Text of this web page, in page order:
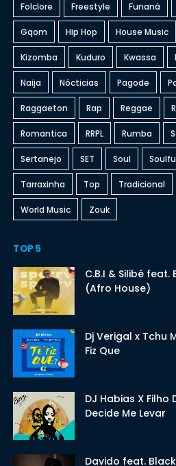
Folclore Freestyle Funaná
Gqom Hip Hop House Music
Kizomba Kuduro Kwassa
Naija Nócticias Pagode
Raggaeton Rap Reggae
Romantica RRPL Rumba
Sertanejo SET Soul
Tarraxinha Top Tradicional
World Music Zouk
TOP 5
C.B.I & Silibé
(Afro House)
Dj Verigal x Tchu
Fiz Que
DJ Habias X Filho
Decide Me Levar
Davido feat.